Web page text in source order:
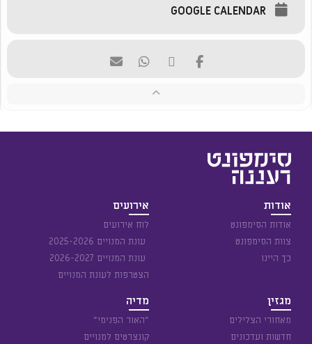
GOOGLE CALENDAR
אודות
אודות הסימפונט
צוות הסימפונט
כך היינו
אירועים
לוח אירועים
עונת המנויים 2025-2026
עונת המנויים 2026-2027
הצטרפות לעונת המנויים
מגזין
מאחורי הצלילים
חדשות ועדכונים
מדיה
״האור הפנימי״
קונצרטים למנויים